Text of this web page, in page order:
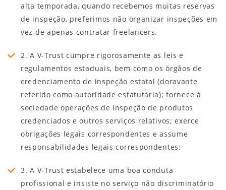
alta temporada, quando recebemos muitas reservas
de inspeção, preferimos não organizar inspeções em
vez de apenas contratar freelancers.
2. A V-Trust cumpre rigorosamente as leis e
regulamentos estaduais, bem como os órgãos de
credenciamento de inspeção estatal (doravante
referido como autoridade estatutária); fornece à
sociedade operações de inspeção de produtos
credenciados e outros serviços relativos; exerce
obrigações legais correspondentes e assume
responsabilidades legais correspondentes;
3. A V-Trust estabelece uma boa conduta
profissional e insiste no serviço não discriminatório